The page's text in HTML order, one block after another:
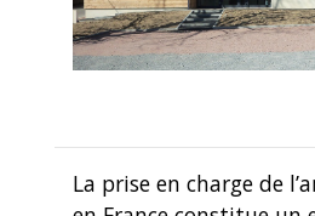
La prise en charge de